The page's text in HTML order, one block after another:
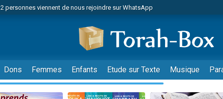
2 personnes viennent de nous rejoindre sur WhatsApp
3 personnes viennent de faire un don pour Événements Torah-Box
2 personnes viennent de faire un don pour Tsédaka : pauvres d'Israel
3 personnes viennent de nous rejoindre sur WhatsApp
11 personnes viennent de demander une bénédiction
3 personnes viennent de faire un don pour Diane, 80 ans, dans un
Dons Femmes Enfants Etude sur Texte Musique